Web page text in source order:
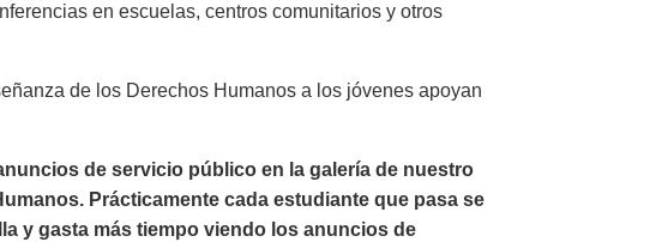
en escuelas, centros comunitarios y otros
de los Derechos Humanos a los jóvenes apoyan
de servicio público en la galería de nuestro
Prácticamente cada estudiante que pasa se
y gasta más tiempo viendo los anuncios de